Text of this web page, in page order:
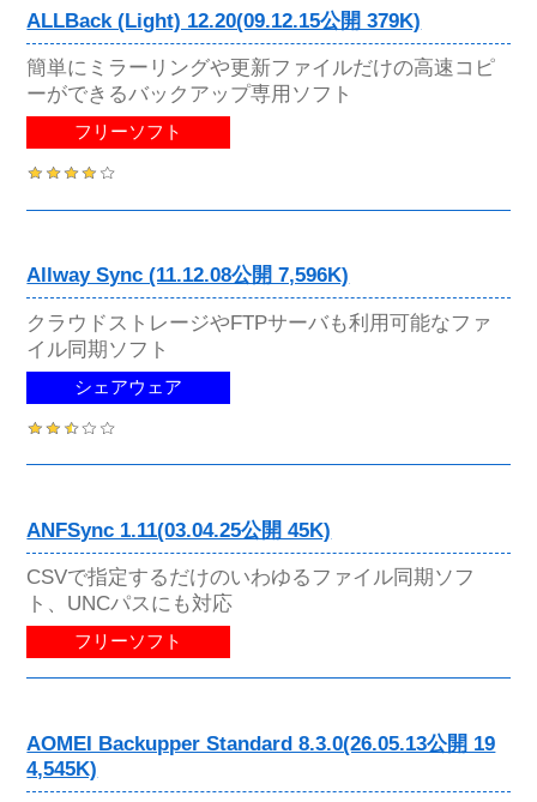
ALLBack (Light) 12.20(09.12.15公開 379K)
簡単にミラーリングや更新ファイルだけの高速コピ
ーができるバックアップ専用ソフト
フリーソフト
Allway Sync (11.12.08公開 7,596K)
クラウドストレージやFTPサーバも利用可能なファ
イル同期ソフト
シェアウェア
ANFSync 1.11(03.04.25公開 45K)
CSVで指定するだけのいわゆるファイル同期ソフ
ト、UNCパスにも対応
フリーソフト
AOMEI Backupper Standard 8.3.0(26.05.13公開 19
4,545K)